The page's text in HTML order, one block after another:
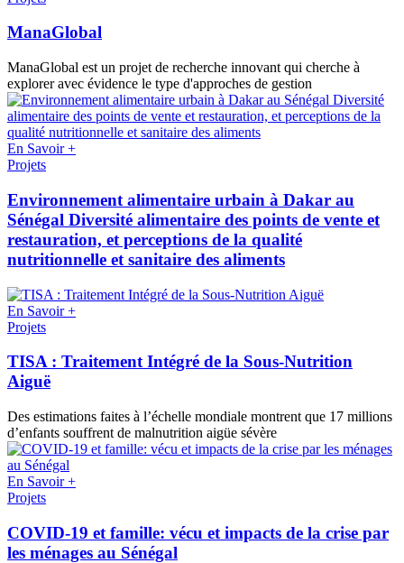
ManaGlobal
ManaGlobal est un projet de recherche innovant qui cherche à
explorer avec évidence le type d'approches de gestion
En Savoir +
Projets
Environnement alimentaire urbain à Dakar au
Sénégal Diversité alimentaire des points de vente et
restauration, et perceptions de la qualité
nutritionnelle et sanitaire des aliments
En Savoir +
Projets
TISA : Traitement Intégré de la Sous-Nutrition
Aiguë
Des estimations faites à l’échelle mondiale montrent que 17 millions
d’enfants souffrent de malnutrition aigüe sévère
En Savoir +
Projets
COVID-19 et famille: vécu et impacts de la crise par
les ménages au Sénégal